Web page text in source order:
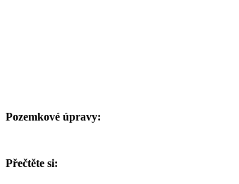
Pozemkové úpravy:
Přečtěte si: